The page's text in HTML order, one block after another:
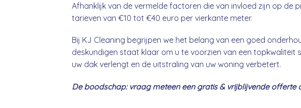
Afhanklijk van de vermelde factoren die van invloed zijn op de
tarieven van €10 tot €40 euro per vierkante meter.
Bij KJ Cleaning begrijpen we het belang van een goed
deskundigen staat klaar om u te voorzien van een topkwaliteit
uw dak verlengt en de uitstraling van uw woning verbetert.
De boodschap: vraag meteen een gratis & vrijblijvende offerte